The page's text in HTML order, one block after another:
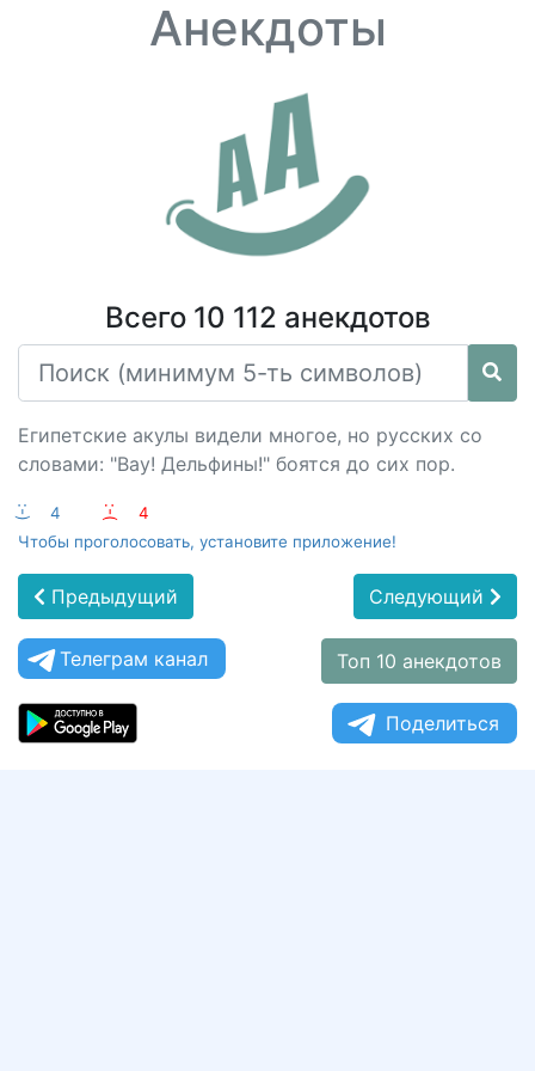
Анекдоты
Всего 10 112 анекдотов
Египетские акулы видели многое, но русских со
словами: "Вау! Дельфины!" боятся до сих пор.
:-) 4 :-(
4
Чтобы проголосовать, установите приложение!
Предыдущий Следующий
Телеграм канал Топ 10 анекдотов
Поделиться